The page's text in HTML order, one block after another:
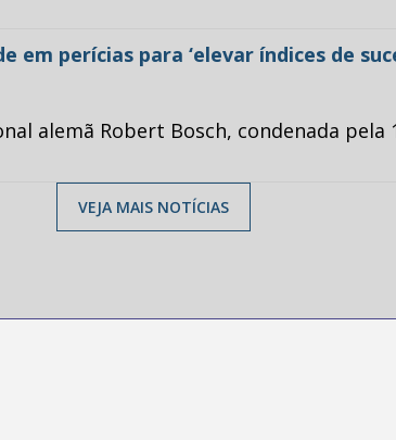
perícias para ‘elevar índices de
alemã Robert Bosch, condenada pela
VEJA MAIS NOTÍCIAS